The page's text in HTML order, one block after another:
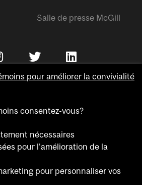
Salle de presse McGill
Accessibilité
Confidentialité
Avis sur les témoins
pour améliorer la convivialité
consentez-vous?
nécessaires
pour l'amélioration de la
pour personnaliser vos